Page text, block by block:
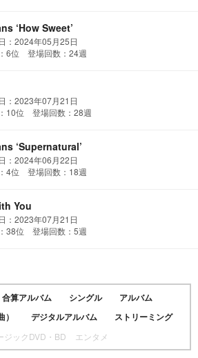
‘How Sweet’
：2024年05月25日
6位 登場回数：24週
：2023年07月21日
10位 登場回数：28週
‘Supernatural’
：2024年06月22日
4位 登場回数：18週
You
：2023年07月21日
38位 登場回数：5週
合算アルバム シングル
アルバム
デジタルアルバム ストリーミング
ジックDVD・BD エンタメ